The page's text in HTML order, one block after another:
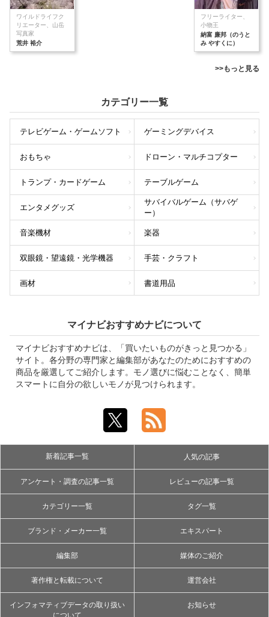
ワイルドライフク
リエーター、山岳
写真家
荒井 裕介
フリーライター、
小物王
納富 廉邦（のうと
み やすくに）
>>もっと見る
カテゴリー一覧
テレビゲーム・ゲームソフト ゲーミングデバイス
おもちゃ ドローン・マルチコプター
トランプ・カードゲーム テーブルゲーム
エンタメグッズ
サバイバルゲーム（サバゲ
ー）
音楽機材 楽器
双眼鏡・望遠鏡・光学機器 手芸・クラフト
画材 書道用品
マイナビおすすめナビについて
マイナビおすすめナビは、「買いたいものがきっと見つかる」
サイト。各分野の専門家と編集部があなたのためにおすすめの
商品を厳選してご紹介します。モノ選びに悩むことなく、簡単
スマートに自分の欲しいモノが見つけられます。
新着記事一覧 人気の記事
アンケート・調査の記事一覧 レビューの記事一覧
カテゴリー一覧 タグ一覧
ブランド・メーカー一覧 エキスパート
編集部 媒体のご紹介
著作権と転載について 運営会社
インフォマティブデータの取り扱い
について
お知らせ